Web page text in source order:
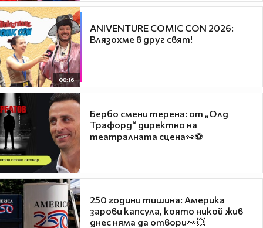
08:16
ANIVENTURE COMIC CON 2026:
Влязохме в друг свят!
Бербо смени терена: от „Олд
Трафорд“ директно на
театралната сцена👀⚽
250 години тишина: Америка
зарови капсула, която никой жив
днес няма да отвори👀💥